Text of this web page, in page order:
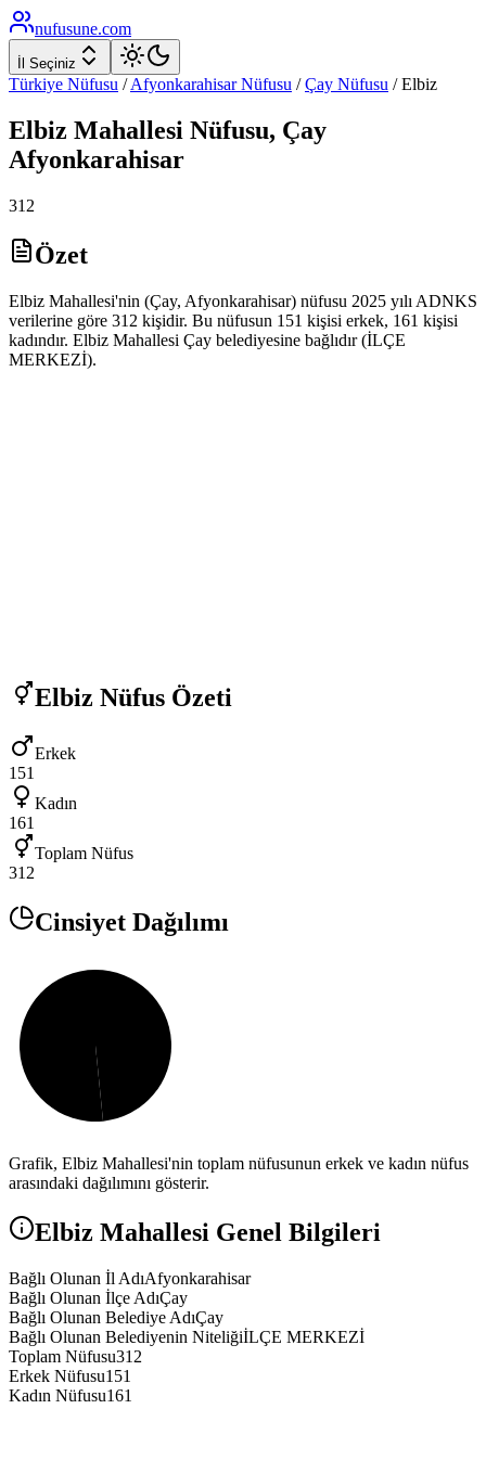
nufusune.com
İl Seçiniz
Türkiye Nüfusu / AfyonkarahisarNüfusu / Çay Nüfusu /Elbiz
Elbiz Mahallesi Nüfusu, Çay
Afyonkarahisar
312
Özet
Elbiz Mahallesi'nin (Çay, Afyonkarahisar) nüfusu 2025 yılı ADNKS
verilerine göre 312 kişidir. Bu nüfusun 151 kişisi erkek, 161 kişisi
kadındır. Elbiz Mahallesi Çay belediyesine bağlıdır (İLÇE
MERKEZİ).
Elbiz Nüfus Özeti
Erkek
151
Kadın
161
Toplam Nüfus
312
Cinsiyet Dağılımı
Grafik, Elbiz Mahallesi'nin toplam nüfusunun erkek ve kadın nüfus
arasındaki dağılımını gösterir.
Elbiz Mahallesi Genel Bilgileri
Bağlı Olunan İl AdıAfyonkarahisar
Bağlı Olunan İlçe AdıÇay
Bağlı Olunan Belediye AdıÇay
Bağlı Olunan Belediyenin NiteliğiİLÇE MERKEZİ
Toplam Nüfusu312
Erkek Nüfusu151
Kadın Nüfusu161